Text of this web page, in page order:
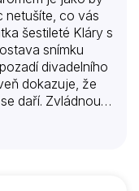
netušíte, co vás
šestileté Kláry s
snímku
divadelního
dokazuje, že
daří. Zvládnou